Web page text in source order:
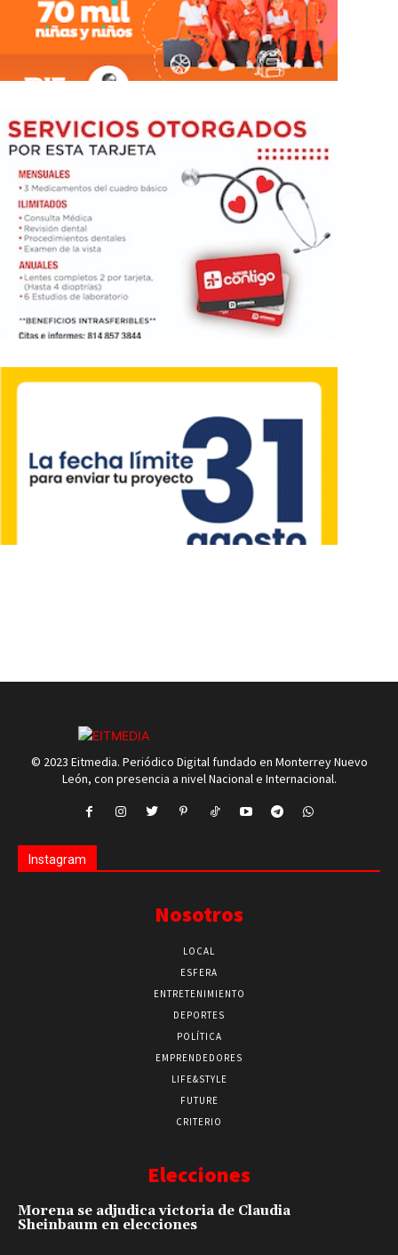
© 2023 Eitmedia. Periódico Digital fundado en Monterrey Nuevo
León, con presencia a nivel Nacional e Internacional.
Instagram
Nosotros
LOCAL
ESFERA
ENTRETENIMIENTO
DEPORTES
POLÍTICA
EMPRENDEDORES
LIFE&STYLE
FUTURE
CRITERIO
Elecciones
Morena se adjudica victoria de Claudia
Sheinbaum en elecciones